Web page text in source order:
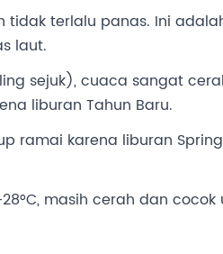
tidak terlalu panas. Ini
laut.
sejuk), cuaca sangat
liburan Tahun Baru.
ramai karena liburan Spring
masih cerah dan cocok